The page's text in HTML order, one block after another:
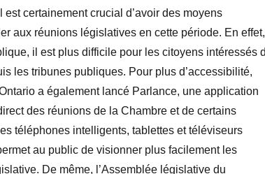
est certainement crucial d’avoir des moyens
aux réunions législatives en cette période. En effet,
il est plus difficile pour les citoyens intéressés
les tribunes publiques. Pour plus d’accessibilité,
a également lancé Parlance, une application
des réunions de la Chambre et de certains
téléphones intelligents, tablettes et téléviseurs
au public de visionner plus facilement les
De même, l’Assemblée législative du